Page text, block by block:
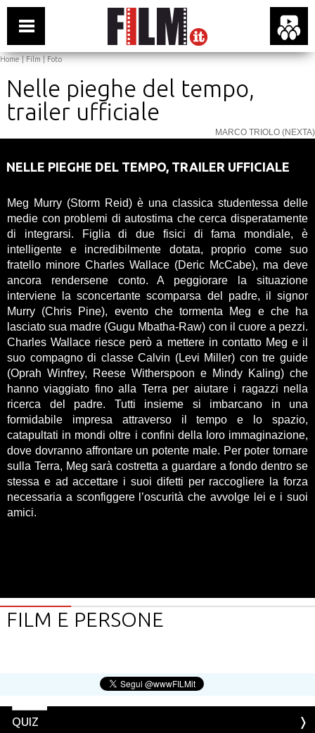
Home|Film|Foto
Nelle pieghe del tempo,
trailer ufficiale
MARCO TRIOLO (NEXTA)
NELLE PIEGHE DEL TEMPO, TRAILER UFFICIALE
Meg Murry (Storm Reid) è una classica studentessa delle
medie con problemi di autostima che cerca disperatamente
di integrarsi. Figlia di due fisici di fama mondiale, è
intelligente e incredibilmente dotata, proprio come suo
fratello minore Charles Wallace (Deric McCabe), ma deve
ancora rendersene conto. A peggiorare la situazione
interviene la sconcertante scomparsa del padre, il signor
Murry (Chris Pine), evento che tormenta Meg e che ha
lasciato sua madre (Gugu Mbatha-Raw) con il cuore a pezzi.
Charles Wallace riesce però a mettere in contatto Meg e il
suo compagno di classe Calvin (Levi Miller) con tre guide
(Oprah Winfrey, Reese Witherspoon e Mindy Kaling) che
hanno viaggiato fino alla Terra per aiutare i ragazzi nella
ricerca del padre. Tutti insieme si imbarcano in una
formidabile impresa attraverso il tempo e lo spazio,
catapultati in mondi oltre i confini della loro immaginazione,
dove dovranno affrontare un potente male. Per poter tornare
sulla Terra, Meg sarà costretta a guardare a fondo dentro se
stessa e ad accettare i suoi difetti per raccogliere la forza
necessaria a sconfiggere l’oscurità che avvolge lei e i suoi
amici.
FILM E PERSONE
QUIZ